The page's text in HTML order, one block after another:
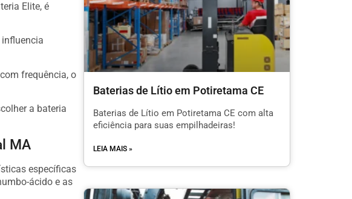
Elite, é
frequência, o
a bateria
MA
específicas
ácido e as
Baterias de Lítio em Potiretama CE
Baterias de Lítio em Potiretama CE com alta
eficiência para suas empilhadeiras!
LEIA MAIS »